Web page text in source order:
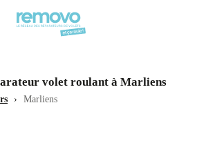
volet roulant à Marliens
› Marliens